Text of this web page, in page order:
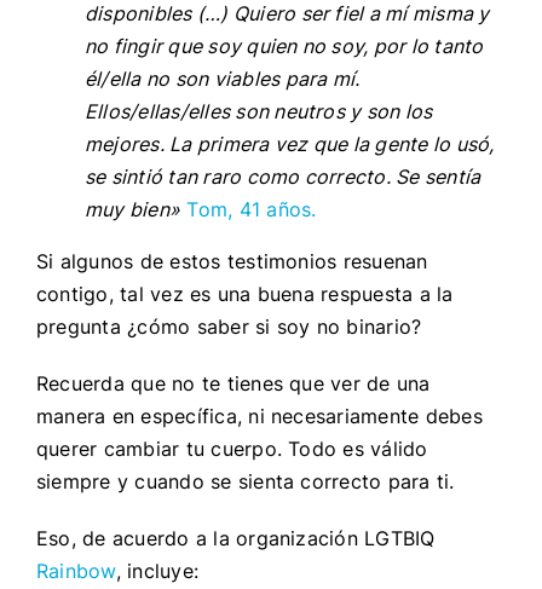
disponibles (…) Quiero ser fiel a mí misma y
no fingir que soy quien no soy, por lo tanto
él/ella no son viables para mí.
Ellos/ellas/elles son neutros y son los
mejores. La primera vez que la gente lo usó,
se sintió tan raro como correcto. Se sentía
muy bien» Tom, 41 años.
Si algunos de estos testimonios resuenan
contigo, tal vez es una buena respuesta a la
pregunta ¿cómo saber si soy no binario?
Recuerda que no te tienes que ver de una
manera en específica, ni necesariamente debes
querer cambiar tu cuerpo. Todo es válido
siempre y cuando se sienta correcto para ti.
Eso, de acuerdo a la organización LGTBIQ
Rainbow, incluye: